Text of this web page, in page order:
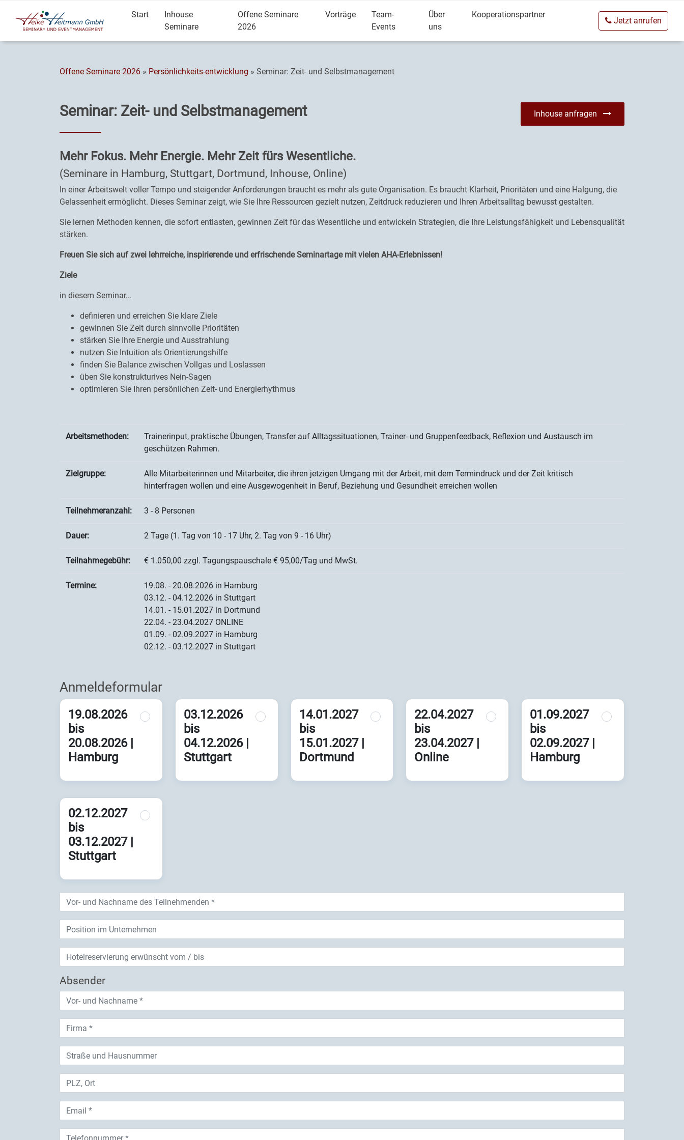
Start
Inhouse
Seminare
Offene Seminare
2026
Vorträge
Team-
Events
Über
uns
Kooperationspartner
Jetzt anrufen
Offene Seminare 2026 » Persönlichkeits-entwicklung » Seminar: Zeit- und Selbstmanagement
Seminar: Zeit- und Selbstmanagement Inhouse anfragen
Mehr Fokus. Mehr Energie. Mehr Zeit fürs Wesentliche.
(Seminare in Hamburg, Stuttgart, Dortmund, Inhouse, Online)
In einer Arbeitswelt voller Tempo und steigender Anforderungen braucht es mehr als gute Organisation. Es braucht Klarheit, Prioritäten und eine Halgung, die
Gelassenheit ermöglicht. Dieses Seminar zeigt, wie Sie Ihre Ressourcen gezielt nutzen, Zeitdruck reduzieren und Ihren Arbeitsalltag bewusst gestalten.
Sie lernen Methoden kennen, die sofort entlasten, gewinnen Zeit für das Wesentliche und entwickeln Strategien, die Ihre Leistungsfähigkeit und Lebensqualität
stärken.
Freuen Sie sich auf zwei lehrreiche, inspirierende und erfrischende Seminartage mit vielen AHA-Erlebnissen!
Ziele
in diesem Seminar...
definieren und erreichen Sie klare Ziele
gewinnen Sie Zeit durch sinnvolle Prioritäten
stärken Sie Ihre Energie und Ausstrahlung
nutzen Sie Intuition als Orientierungshilfe
finden Sie Balance zwischen Vollgas und Loslassen
üben Sie konstrukturives Nein-Sagen
optimieren Sie Ihren persönlichen Zeit- und Energierhythmus
Arbeitsmethoden:
Trainerinput, praktische Übungen, Transfer auf Alltagssituationen, Trainer- und Gruppenfeedback, Reflexion und Austausch im
geschützen Rahmen.
Zielgruppe:
Alle Mitarbeiterinnen und Mitarbeiter, die ihren jetzigen Umgang mit der Arbeit, mit dem Termindruck und der Zeit kritisch
hinterfragen wollen und eine Ausgewogenheit in Beruf, Beziehung und Gesundheit erreichen wollen
Teilnehmeranzahl: 3 - 8 Personen
Dauer: 2 Tage (1. Tag von 10 - 17 Uhr, 2. Tag von 9 - 16 Uhr)
Teilnahmegebühr: € 1.050,00 zzgl. Tagungspauschale € 95,00/Tag und MwSt.
Termine:
19.08. - 20.08.2026 in Hamburg
03.12. - 04.12.2026 in Stuttgart
14.01. - 15.01.2027 in Dortmund
22.04. - 23.04.2027 ONLINE
01.09. - 02.09.2027 in Hamburg
02.12. - 03.12.2027 in Stuttgart
Anmeldeformular
19.08.2026
bis
20.08.2026 |
Hamburg
03.12.2026
bis
04.12.2026 |
Stuttgart
14.01.2027
bis
15.01.2027 |
Dortmund
22.04.2027
bis
23.04.2027 |
Online
01.09.2027
bis
02.09.2027 |
Hamburg
02.12.2027
bis
03.12.2027 |
Stuttgart
Absender